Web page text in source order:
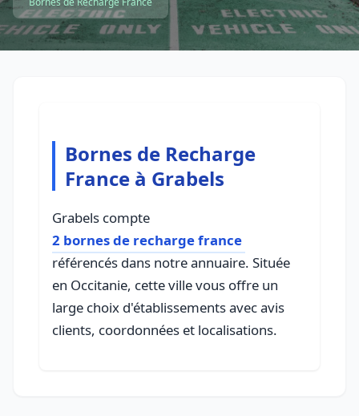
Bornes de Recharge
France à Grabels
Grabels compte
2 bornes de recharge france
référencés dans notre annuaire. Située
en Occitanie, cette ville vous offre un
large choix d'établissements avec avis
clients, coordonnées et localisations.